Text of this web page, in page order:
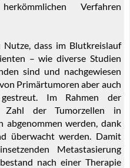
Verfahren
Nutze, dass im Blutkreislauf
– wie diverse Studien
sind und nachgewiesen
Primärtumoren aber auch
Im Rahmen der
Zahl der Tumorzellen in
abgenommen werden, dank
überwacht werden. Damit
Metastasierung
nach einer Therapie